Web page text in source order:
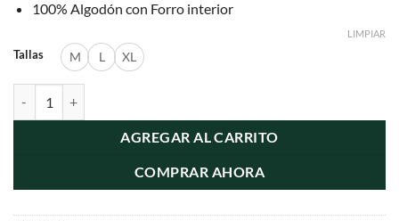
100% Algodón con Forro interior
Tallas M L XL
LIMPIAR
AGREGAR AL CARRITO
COMPRAR AHORA